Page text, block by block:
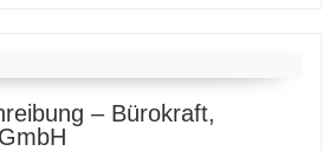
– Bürokraft,